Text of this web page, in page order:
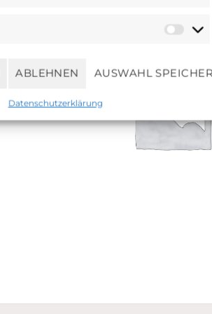
ABLEHNEN AUSWAHL
Datenschutzerklärung